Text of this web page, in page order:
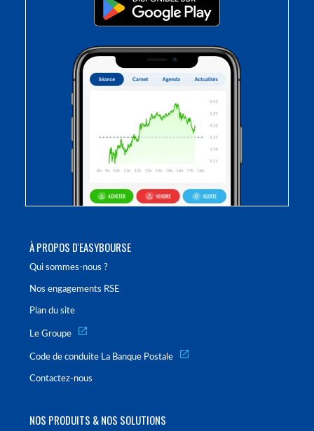
À PROPOS D'EASYBOURSE
Qui sommes-nous ?
Nos engagements RSE
Plan du site
Le Groupe
Code de conduite La Banque Postale
Contactez-nous
NOS PRODUITS & NOS SOLUTIONS